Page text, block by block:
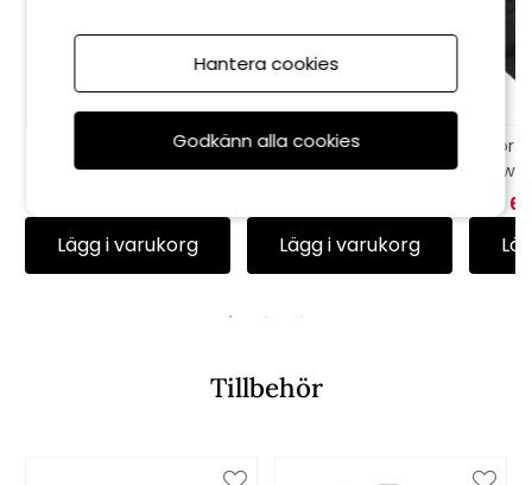
Universaldyna
Canyon - taupe
Lägg i varukorg
River sittdyna -
beige rustic
Lägg i varukorg
Tillbehör
Hantera cookies
Godkänn alla cookies